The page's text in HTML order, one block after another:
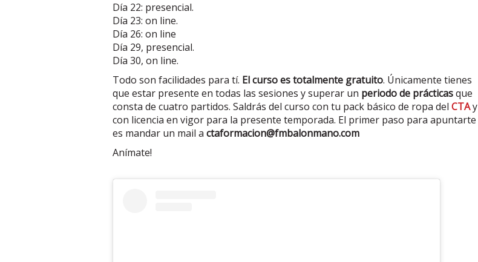
Día 22: presencial.
Día 23: on line.
Día 26: on line
Día 29, presencial.
Día 30, on line.
Todo son facilidades para tí. El curso es totalmente gratuito. Únicamente tienes
que estar presente en todas las sesiones y superar un periodo de prácticasque
consta de cuatro partidos. Saldrás del curso con tu pack básico de ropa delCTAy
con licencia en vigor para la presente temporada. El primer paso para apuntarte
es mandar un mail actaformacion@fmbalonmano.com
Anímate!